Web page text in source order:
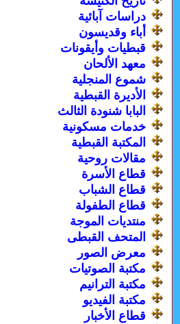
دراسات آبائية
أباء وقديسون
قبطيات وأيقونات
معهد الألحان
شموع المنجلية
الأديرة القبطية
البابا شنودة الثالث
خدمات مسكونية
المكتبة القبطية
مقالات روحية
قطاع الأسرة
قطاع الشباب
قطاع الطفولة
منتديات الموجة
المتحف القبطى
معرض الصور
مكتبة الصوتيات
مكتبة الترانيم
مكتبة الفيديو
قطاع الأخبار